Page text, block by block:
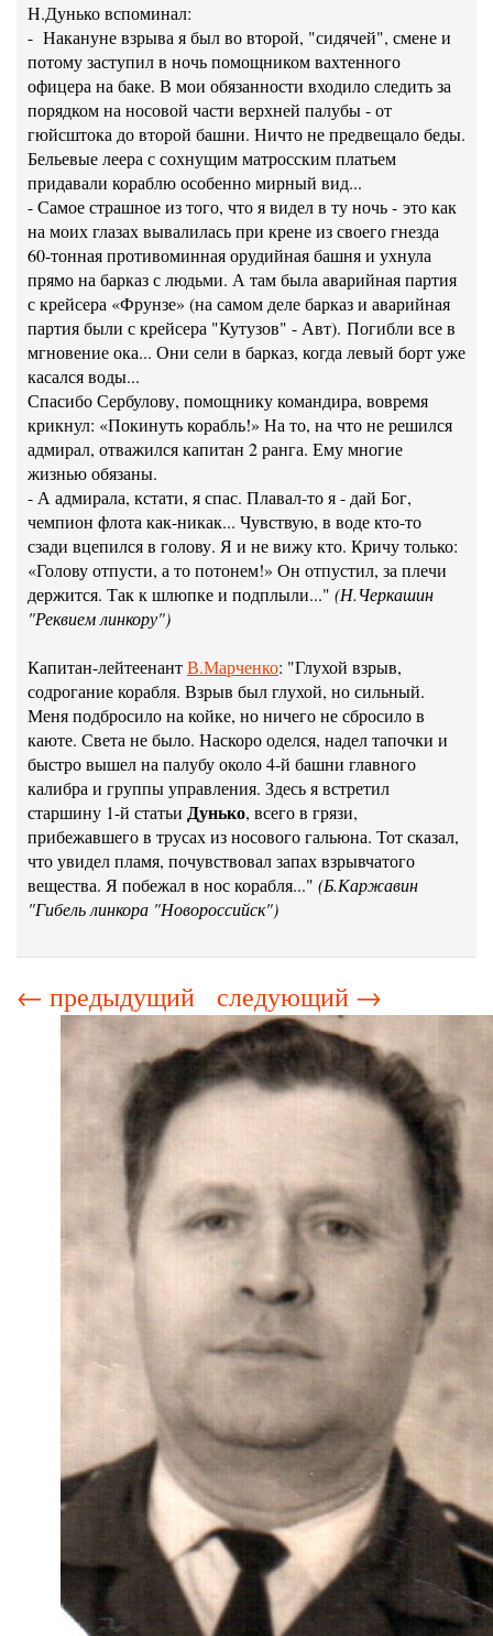
Н.Дунько вспоминал:
- Накануне взрыва я был во второй, "сидячей", смене и
потому заступил в ночь помощником вахтенного
офицера на баке. В мои обязанности входило следить за
порядком на носовой части верхней палубы - от
гюйсштока до второй башни. Ничто не предвещало беды.
Бельевые леера с сохнущим матросским платьем
придавали кораблю особенно мирный вид...
- Самое страшное из того, что я видел в ту ночь - это как
на моих глазах вывалилась при крене из своего гнезда
60-тонная противоминная орудийная башня и ухнула
прямо на барказ с людьми. А там была аварийная партия
с крейсера «Фрунзе» (на самом деле барказ и аварийная
партия были с крейсера "Кутузов" - Авт). Погибли все в
мгновение ока... Они сели в барказ, когда левый борт уже
касался воды...
Спасибо Сербулову, помощнику командира, вовремя
крикнул: «Покинуть корабль!» На то, на что не решился
адмирал, отважился капитан 2 ранга. Ему многие
жизнью обязаны.
- А адмирала, кстати, я спас. Плавал-то я - дай Бог,
чемпион флота как-никак... Чувствую, в воде кто-то
сзади вцепился в голову. Я и не вижу кто. Кричу только:
«Голову отпусти, а то потонем!» Он отпустил, за плечи
держится. Так к шлюпке и подплыли..." (Н.Черкашин
"Реквием линкору")
Капитан-лейтеенантВ.Марченко: "Глухой взрыв,
содрогание корабля. Взрыв был глухой, но сильный.
Меня подбросило на койке, но ничего не сбросило в
каюте. Света не было. Наскоро оделся, надел тапочки и
быстро вышел на палубу около 4-й башни главного
калибра и группы управления. Здесь я встретил
старшину 1-й статьи Дунько, всего в грязи,
прибежавшего в трусах из носового гальюна. Тот сказал,
что увидел пламя, почувствовал запах взрывчатого
вещества. Я побежал в нос корабля..." (Б.Каржавин
"Гибель линкора "Новороссийск")
← предыдущий следующий →